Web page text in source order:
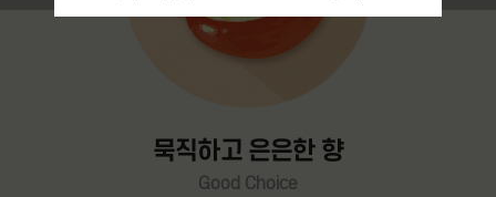
묵직하고 은은한 향
Good Choice